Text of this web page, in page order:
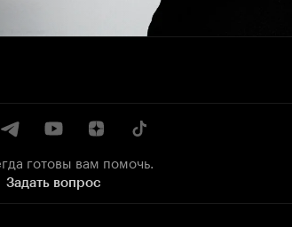
готовы вам помочь.
Задать вопрос